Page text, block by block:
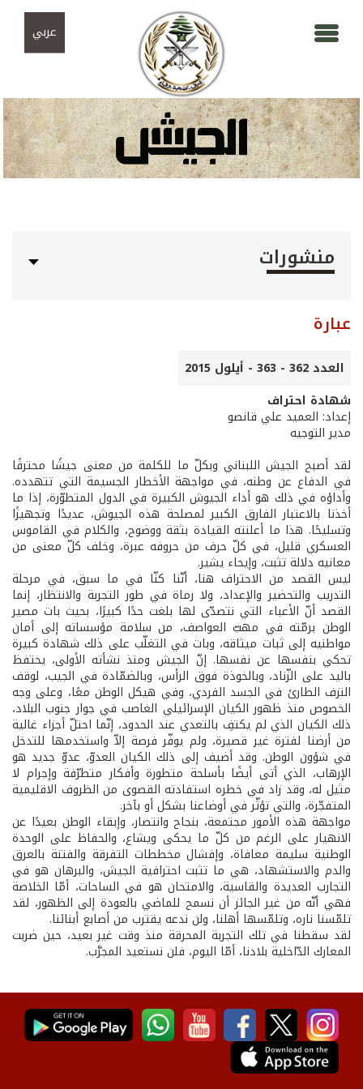
عربي
منشورات
عبارة
العدد 362 - 363 - أيلول 2015
شهادة احتراف
إعداد: العميد علي قانصو
مدير التوجيه
لقد أصبح الجيش اللبناني وبكلّ ما للكلمة من معنى جيشًا محترفًا
في الدفاع عن وطنه، في مواجهة الأخطار الجسيمة التي تتهدده.
وأداؤه في ذلك هو أداء الجيوش الكبيرة في الدول المتطوّرة، إذا ما
أخذنا بالاعتبار الفارق الكبير لمصلحة هذه الجيوش، عديدًا وتجهيزًا
وتسليحًا. هذا ما أعلنته القيادة بثقة ووضوح، والكلام في القاموس
العسكري قليل، في كلّ حرف من حروفه عبرة، وخلف كلّ معنى من
معانيه دلالة تثبت، وإيحاء يشير.
ليس القصد من الاحتراف هنا، أنّنا كنّا في ما سبق، في مرحلة
التدريب والتحضير والإعداد، ولا رماة في طور التجربة والانتظار، إنما
القصد أنّ الأعباء التي نتصدّى لها بلغت حدًا كبيرًا، بحيث بات مصير
الوطن برمّته في مهبّ العواصف، من سلامة مؤسساته إلى أمان
مواطنيه إلى ثبات ميثاقه، وبات في التغلّب على ذلك شهادة كبيرة
تحكي بنفسها عن نفسها. إنّ الجيش ومنذ نشأته الأولى، يحتفظ
باليد على الزّناد، وبالخوذة فوق الرأس، وبالضمّادة في الجيب، لوقف
النزف الطارئ في الجسد الفردي، وفي هيكل الوطن معًا، وعلى وجه
الخصوص منذ ظهور الكيان الإسرائيلي الغاصب في جوار جنوب البلاد،
ذلك الكيان الذي لم يكتفِ بالتعدي عند الحدود، إنّما احتلّ أجزاء غالية
من أرضنا لفترة غير قصيرة، ولم يوفّر فرصة إلاّ واستخدمها للتدخل
في شؤون الوطن. وقد أضيف إلى ذلك الكيان العدوّ، عدوّ جديد هو
الإرهاب، الذي أتى أيضًا بأسلحة متطورة وأفكار متطرّفة وإجرام لا
مثيل له، وقد زاد في خطره استفادته القصوى من الظروف الاقليمية
المتفجّرة، والتي تؤثّر في أوضاعنا بشكل أو بآخر.
مواجهة هذه الأمور مجتمعة، بنجاح وانتصار، وإبقاء الوطن بعيدًا عن
الانهيار على الرغم من كلّ ما يحكى ويشاع، والحفاظ على الوحدة
الوطنية سليمة معافاة، وإفشال مخططات التفرقة والفتنة بالعرق
والدم والاستشهاد، هي ما تثبت احترافية الجيش، والبرهان هو في
التجارب العديدة والقاسية، والامتحان هو في الساحات، أمّا الخلاصة
فهي أنّه من غير الجائز أن نسمح للماضي بالعودة إلى الظهور، لقد
تلمّسنا ناره، وتلمّسها أهلنا، ولن ندعه يقترب من أصابع أبنائنا.
لقد سقطنا في تلك التجربة المحرقة منذ وقت غير بعيد، حين ضربت
المعارك الدّاخلية بلادنا، أمّا اليوم، فلن نستعيد المجرَّب.